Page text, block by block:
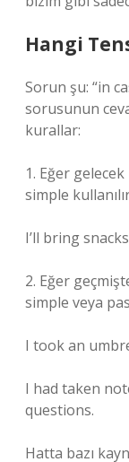
Hangi
Sorun şu: “in
sorusunun
kurallar:
1. Eğer
simple
I’ll bring
2. Eğer
simple veya
I took an
I had taken
questions.
Hatta bazı